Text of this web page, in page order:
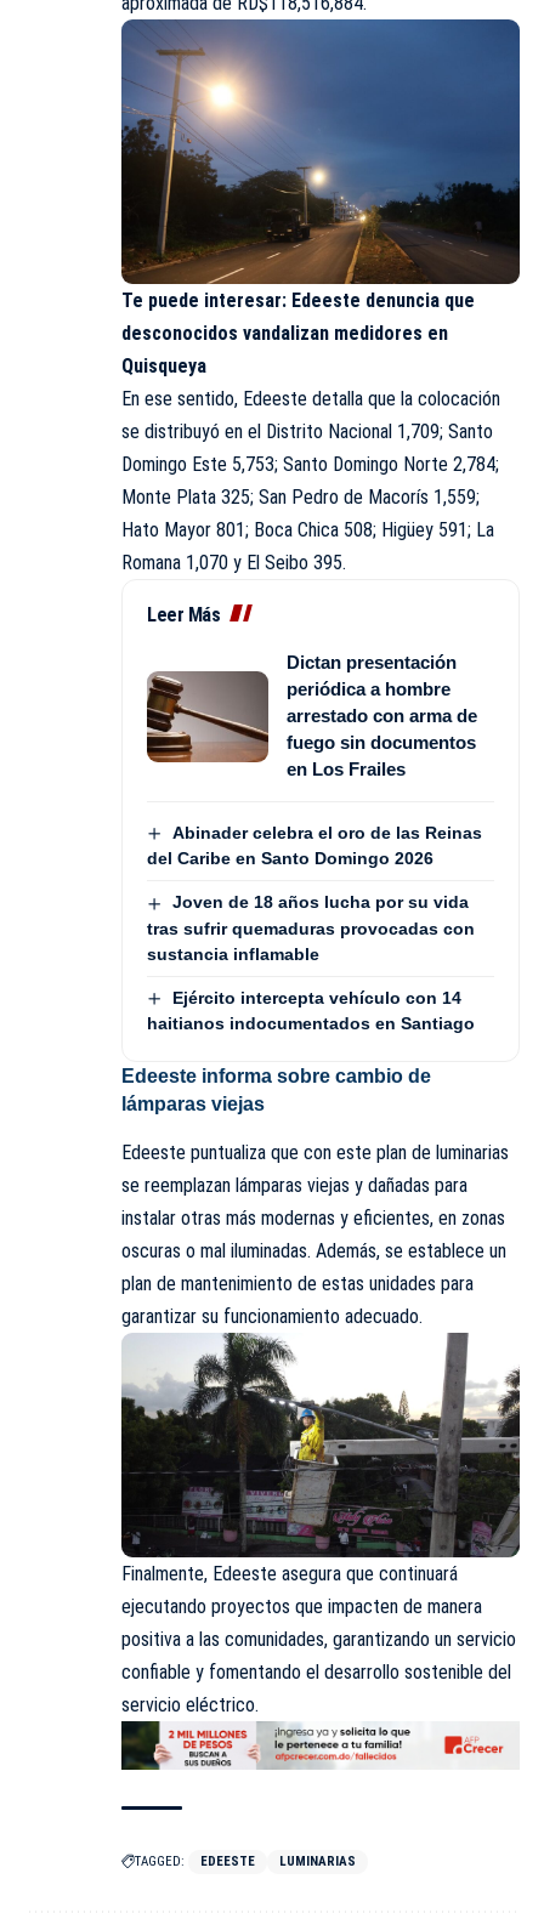
Te puede interesar: Edeeste denuncia que
desconocidos vandalizan medidores en
Quisqueya
En ese sentido, Edeeste detalla que la colocación
se distribuyó en el Distrito Nacional 1,709; Santo
Domingo Este 5,753; Santo Domingo Norte 2,784;
Monte Plata 325; San Pedro de Macorís 1,559;
Hato Mayor 801; Boca Chica 508; Higüey 591; La
Romana 1,070 y El Seibo 395.
Leer Más
Dictan presentación
periódica a hombre
arrestado con arma de
fuego sin documentos
en Los Frailes
Abinader celebra el oro de las Reinas
del Caribe en Santo Domingo 2026
Joven de 18 años lucha por su vida
tras sufrir quemaduras provocadas con
sustancia inflamable
Ejército intercepta vehículo con 14
haitianos indocumentados en Santiago
Edeeste informa sobre cambio de
lámparas viejas
Edeeste puntualiza que con este plan de luminarias
se reemplazan lámparas viejas y dañadas para
instalar otras más modernas y eficientes, en zonas
oscuras o mal iluminadas. Además, se establece un
plan de mantenimiento de estas unidades para
garantizar su funcionamiento adecuado.
Finalmente, Edeeste asegura que continuará
ejecutando proyectos que impacten de manera
positiva a las comunidades, garantizando un servicio
confiable y fomentando el desarrollo sostenible del
servicio eléctrico.
TAGGED: EDEESTE LUMINARIAS